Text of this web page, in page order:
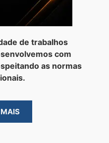
de trabalhos
com
as normas